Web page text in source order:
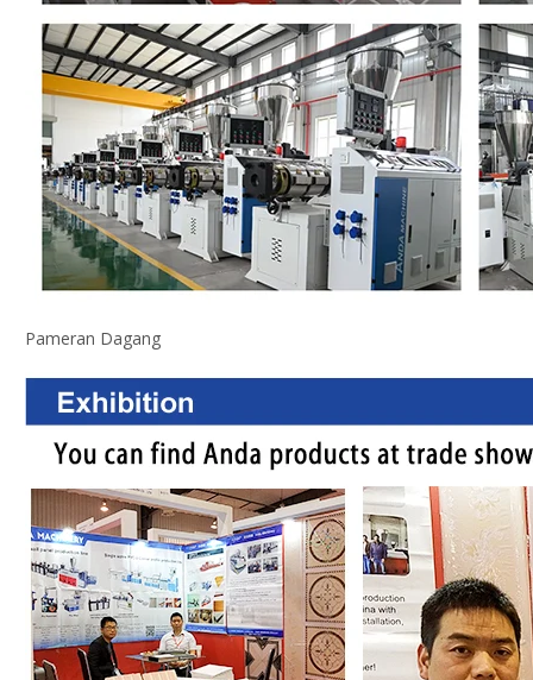
Pameran Dagang